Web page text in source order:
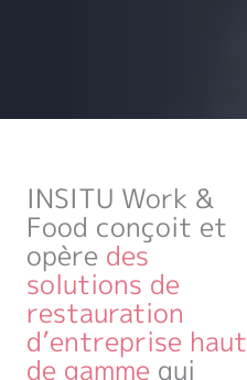
INSITU Work &
Food conçoit et
opère des
solutions de
restauration
d’entreprise haut
de gamme qui